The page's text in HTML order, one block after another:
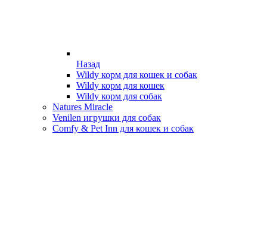
Назад
Wildy корм для кошек и собак
Wildy корм для кошек
Wildy корм для собак
Natures Miracle
Venilen игрушки для собак
Comfy & Pet Inn для кошек и собак